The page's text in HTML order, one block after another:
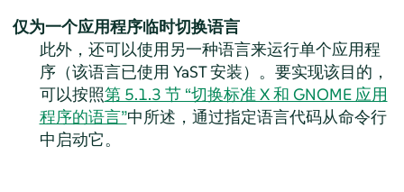
仅为一个应用程序临时切换语言
此外，还可以使用另一种语言来运行单个应用程
序（该语言已使用 YaST 安装）。要实现该目的，
可以按照第 5.1.3 节 “切换标准 X 和 GNOME 应用
程序的语言”中所述，通过指定语言代码从命令行
中启动它。